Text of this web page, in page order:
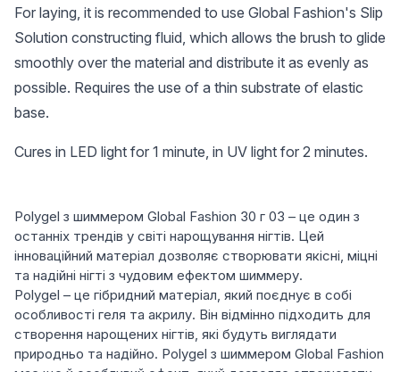
For laying, it is recommended to use Global Fashion's Slip
Solution constructing fluid, which allows the brush to glide
smoothly over the material and distribute it as evenly as
possible. Requires the use of a thin substrate of elastic
base.
Cures in LED light for 1 minute, in UV light for 2 minutes.
Polygel з шиммером Global Fashion 30 г 03 – це один з
останніх трендів у світі нарощування нігтів. Цей
інноваційний матеріал дозволяє створювати якісні, міцні
та надійні нігті з чудовим ефектом шиммеру.
Polygel – це гібридний матеріал, який поєднує в собі
особливості геля та акрилу. Він відмінно підходить для
створення нарощених нігтів, які будуть виглядати
природньо та надійно. Polygel з шиммером Global Fashion